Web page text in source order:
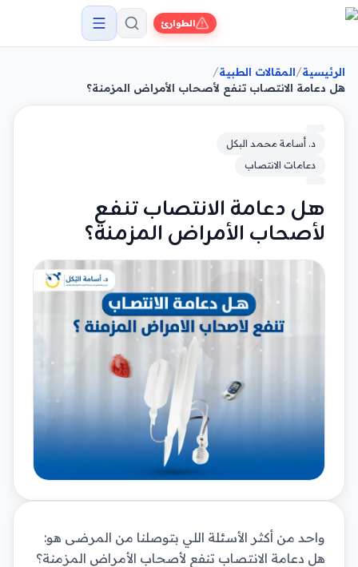
الطوارئ
الرئيسية/المقالات الطبية/
هل دعامة الانتصاب تنفع لأصحاب الأمراض المزمنة؟
د. أسامة محمد البكل
دعامات الانتصاب
هل دعامة الانتصاب تنفع
لأصحاب الأمراض المزمنة؟
واحد من أكثر الأسئلة اللي بتوصلنا من المرضى هو:
هل دعامة الانتصاب تنفع لأصحاب الأمراض المزمنة؟